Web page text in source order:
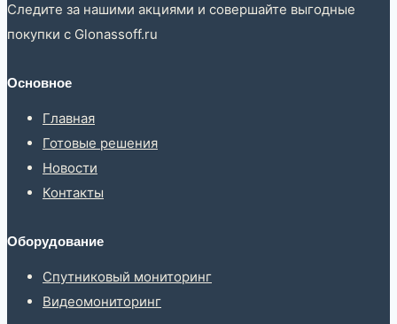
Следите за нашими акциями и совершайте выгодные
покупки с Glonassoff.ru
Основное
Главная
Готовые решения
Новости
Контакты
Оборудование
Спутниковый мониторинг
Видеомониторинг